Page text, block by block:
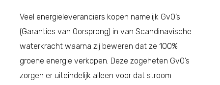
Veel energieleveranciers kopen namelijk GvO’s
(Garanties van Oorsprong) in van Scandinavische
waterkracht waarna zij beweren dat ze 100%
groene energie verkopen. Deze zogeheten GvO’s
zorgen er uiteindelijk alleen voor dat stroom